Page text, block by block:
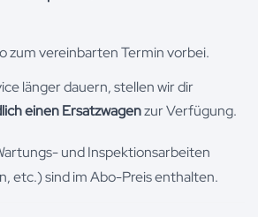
zum vereinbarten Termin vorbei.
länger dauern, stellen wir dir
einen Ersatzwagenzur Verfügung.
und Inspektionsarbeiten
etc.) sind im Abo-Preis enthalten.